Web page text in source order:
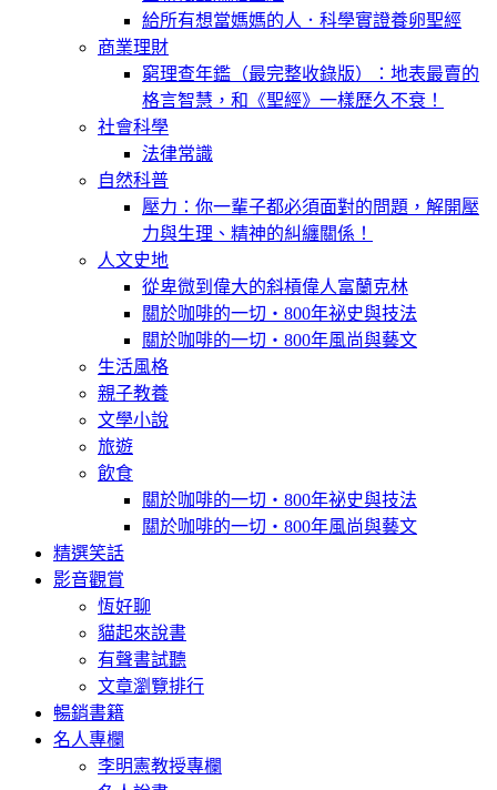
給所有想當媽媽的人．科學實證養卵聖經
商業理財
窮理查年鑑（最完整收錄版）：地表最賣的
格言智慧，和《聖經》一樣歷久不衰！
社會科學
法律常識
自然科普
壓力：你一輩子都必須面對的問題，解開壓
力與生理、精神的糾纏關係！
人文史地
從卑微到偉大的斜槓偉人富蘭克林
關於咖啡的一切‧800年祕史與技法
關於咖啡的一切‧800年風尚與藝文
生活風格
親子教養
文學小說
旅遊
飲食
關於咖啡的一切‧800年祕史與技法
關於咖啡的一切‧800年風尚與藝文
精選笑話
影音觀賞
恆好聊
貓起來說書
有聲書試聽
文章瀏覽排行
暢銷書籍
名人專欄
李明憲教授專欄